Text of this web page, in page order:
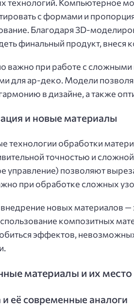
технологий. Компьютерное
с формами и
Благодаря 3D-
финальный продукт, внеся
важно при работе с
для ар-деко. Модели
в дизайне, а также
и новые материалы
технологии обработки
точностью и
управление) позволяют
при обработке сложных
новых материалов —
композитных
эффектов,
материалы и их место
её современные аналоги